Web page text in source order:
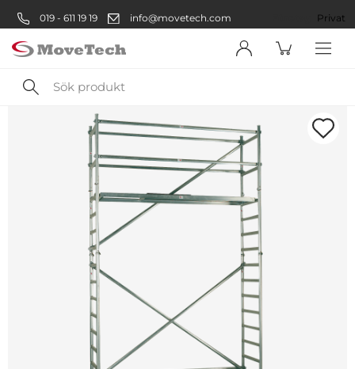
019 - 611 19 19 info@movetech.com Privat
Sök
produkt
Välkommen! Välj hur du vill
handla:
Företag
Privatperson